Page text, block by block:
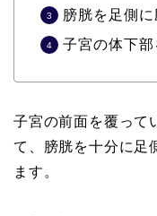
膀胱を足側に
子宮の体下
子宮の前面を覆って
て、膀胱を十分に足
ます。